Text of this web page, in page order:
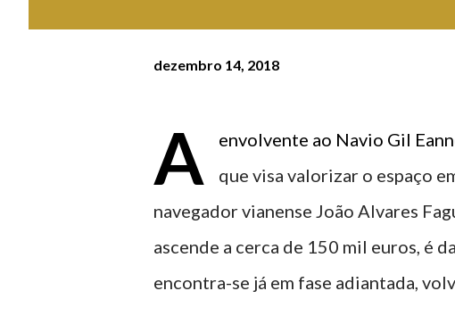
dezembro 14, 2018
A
envolvente ao Navio Gil
que visa valorizar o espaço
navegador vianense João Alvares
ascende a cerca de 150 mil euros, é
encontra-se já em fase adiantada,